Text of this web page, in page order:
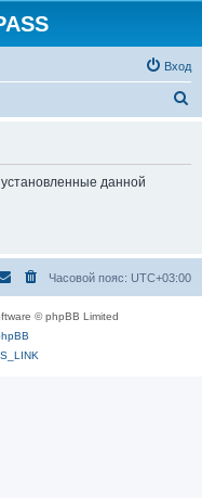
Вход
данной
Часовой пояс: UTC+03:00
© phpBB Limited